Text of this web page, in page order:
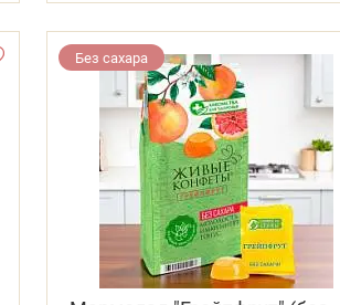
Без сахара